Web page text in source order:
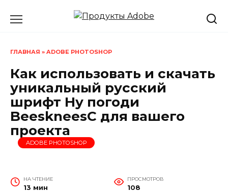
ГЛАВНАЯ » ADOBE PHOTOSHOP
Как использовать и скачать
уникальный русский
шрифт Ну погоди
BeeskneesC для вашего
проекта
ADOBE PHOTOSHOP
НА ЧТЕНИЕ
13 мин
ПРОСМОТРОВ
108